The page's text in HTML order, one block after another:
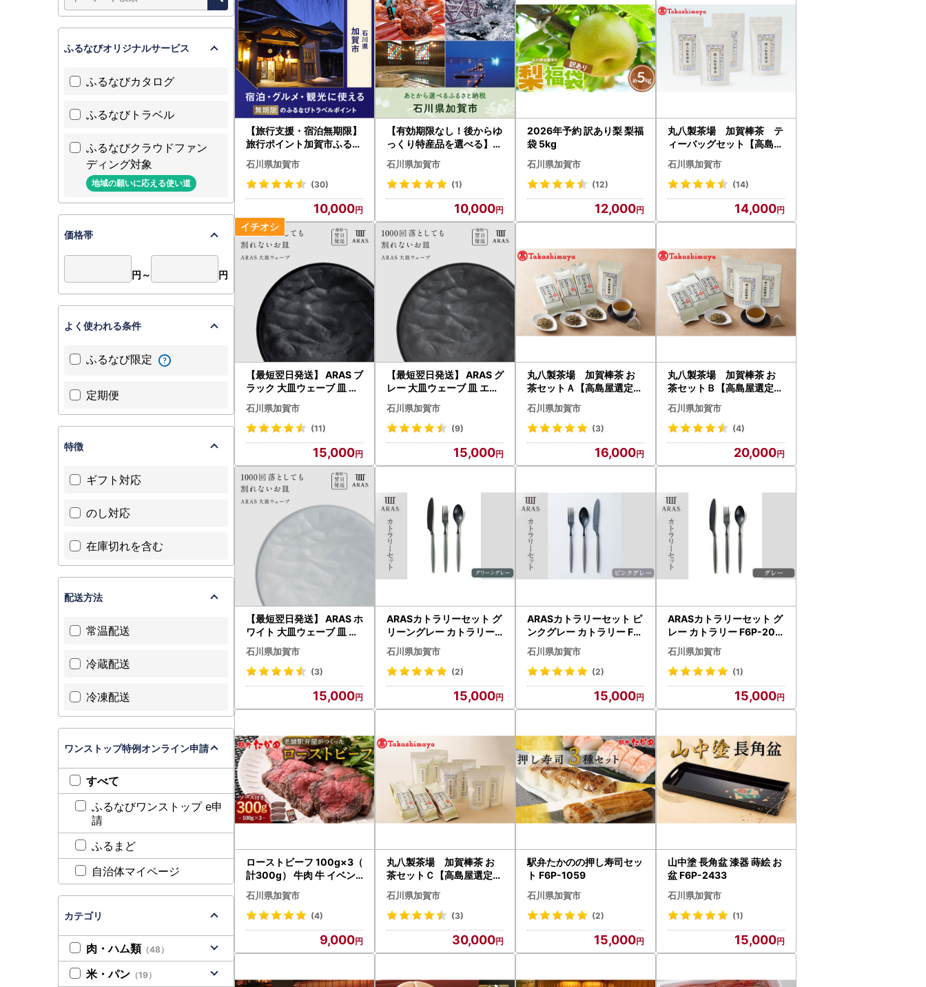
【旅行支援・宿泊無期限】
旅行ポイント加賀市ふるな
びトラベルポイント
石川県加賀市
(30)
10,000
【有効期限なし！後からゆ
っくり特産品を選べる】石
川県加賀市カタログポイン
ト
石川県加賀市
(1)
10,000
2026年予約 訳あり梨 梨福
袋 5kg
石川県加賀市
(12)
12,000
丸八製茶場 加賀棒茶 テ
ィーバッグセット【高島屋
選定品】［60C0670］ F
6P-3205
石川県加賀市
(14)
14,000
【最短翌日発送】 ARAS ブ
ラック 大皿ウェーブ 皿 エ
イラス 27cm F6P-2586
石川県加賀市
(11)
15,000
【最短翌日発送】 ARAS グ
レー 大皿ウェーブ 皿 エイ
ラス 27cm F6P-2585
石川県加賀市
(9)
15,000
丸八製茶場 加賀棒茶 お
茶セットＡ【高島屋選定品
】［60C0342］ F6P-32
04
石川県加賀市
(3)
16,000
丸八製茶場 加賀棒茶 お
茶セットＢ【高島屋選定品
】［60C0353］ F6P-00
25
石川県加賀市
(4)
20,000
【最短翌日発送】 ARAS ホ
ワイト 大皿ウェーブ 皿 エ
イラス 27cm F6P-2584
石川県加賀市
(3)
15,000
ARASカトラリーセット グ
リーングレー カトラリー F
6P-2030
石川県加賀市
(2)
15,000
ARASカトラリーセット ピ
ンクグレー カトラリー F6
P-2031
石川県加賀市
(2)
15,000
ARASカトラリーセット グ
レー カトラリー F6P-202
9
石川県加賀市
(1)
15,000
ローストビーフ 100g×3（
計300g） 牛肉 牛 イベン
ト お祝い クリスマス お正
月 誕生日 パーティー 小分
け 便利 石川県 加賀市 F6P
-2114
石川県加賀市
(4)
9,000
丸八製茶場 加賀棒茶 お
茶セットＣ【高島屋選定品
】［60C0364］ F6P-32
03
石川県加賀市
(3)
30,000
駅弁たかのの押し寿司セッ
ト F6P-1059
石川県加賀市
(2)
15,000
山中塗 長角盆 漆器 蒔絵 お
盆 F6P-2433
石川県加賀市
(1)
15,000
ふるなびオリジナルサービス
ふるなびカタログ
ふるなびトラベル
ふるなびクラウドファン
ディング対象
地域の願いに応える使い道
価格帯
円～ 円
よく使われる条件
ふるなび限定
定期便
特徴
ギフト対応
のし対応
在庫切れを含む
配送方法
常温配送
冷蔵配送
冷凍配送
ワンストップ特例オンライン申請
すべて
ふるなびワンストップ e申
請
ふるまど
自治体マイページ
カテゴリ
肉・ハム類 （48）
米・パン （19）